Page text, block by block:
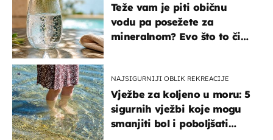
Teže vam je piti običnu
vodu pa posežete za
mineralnom? Evo što to čini
NAJSIGURNIJI OBLIK REKREACIJE
Vježbe za koljeno u moru: 5
sigurnih vježbi koje mogu
smanjiti bol i poboljšati